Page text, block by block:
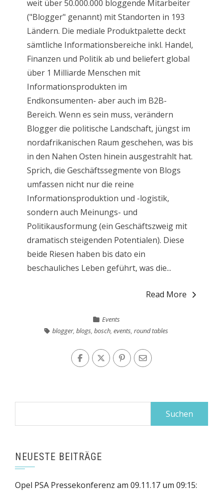
weit über 50.000.000 bloggende Mitarbeiter
("Blogger" genannt) mit Standorten in 193
Ländern. Die mediale Produktpalette deckt
sämtliche Informationsbereiche inkl. Handel,
Finanzen und Politik ab und beliefert global
über 1 Milliarde Menschen mit
Informationsprodukten im
Endkonsumenten- aber auch im B2B-
Bereich. Wenn es sein muss, verändern
Blogger die politische Landschaft, jüngst im
nordafrikanischen Raum geschehen, was bis
in den Nahen Osten hinein ausgestrahlt hat.
Sprich, die Geschäftssegmente von Blogs
umfassen nicht nur die reine
Informationsproduktion und -logistik,
sondern auch Meinungs- und
Politikausformung (ein Geschäftszweig mit
dramatisch steigenden Potentialen). Diese
beide Riesen haben bis dato ein
beschauliches Leben geführt, was die...
Read More
Events
blogger,blogs,bosch,events,round tables
NEUESTE BEITRÄGE
Opel PSA Pressekonferenz am 09.11.17 um 09:15: